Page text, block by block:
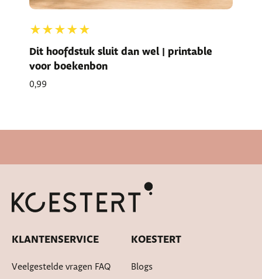
★★★★★
Dit hoofdstuk sluit dan wel | printable
voor boekenbon
0,99
KLANTENSERVICE
Veelgestelde vragen FAQ
KOESTERT
Blogs